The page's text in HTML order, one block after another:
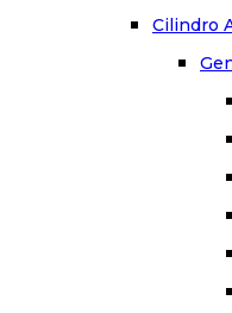
Cilindro